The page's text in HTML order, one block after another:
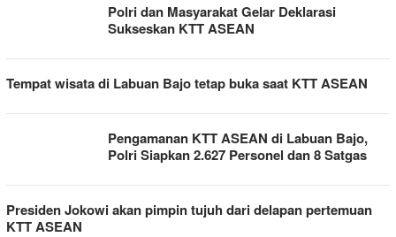
Polri dan Masyarakat Gelar Deklarasi
Sukseskan KTT ASEAN
Tempat wisata di Labuan Bajo tetap buka saat KTT ASEAN
Pengamanan KTT ASEAN di Labuan Bajo,
Polri Siapkan 2.627 Personel dan 8 Satgas
Presiden Jokowi akan pimpin tujuh dari delapan pertemuan
KTT ASEAN